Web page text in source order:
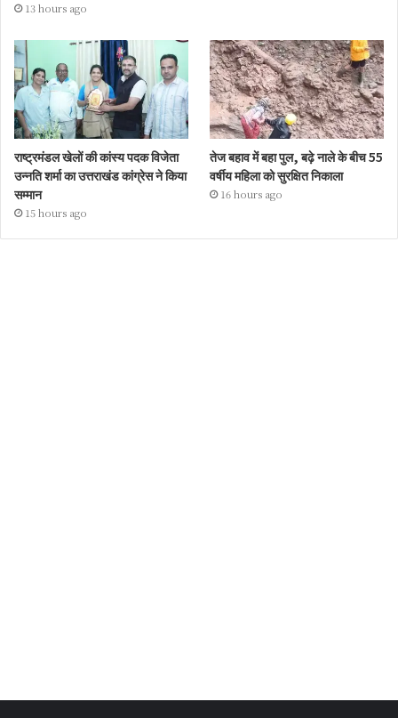
13 hours ago
राष्ट्रमंडल खेलों की कांस्य पदक विजेता
उन्नति शर्मा का उत्तराखंड कांग्रेस ने किया
सम्मान
15 hours ago
तेज बहाव में बहा पुल, बढ़े नाले के बीच 55
वर्षीय महिला को सुरक्षित निकाला
16 hours ago